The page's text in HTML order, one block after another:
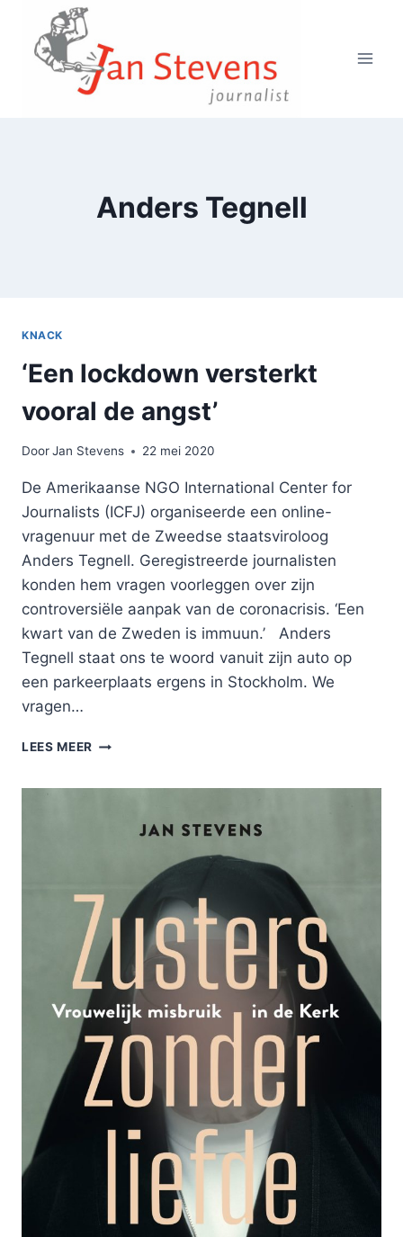
Doorgaan
inhoud
Anders Tegnell
KNACK
‘Een lockdown versterkt
vooral de angst’
DoorJan Stevens 22 mei 2020
De Amerikaanse NGO International Center for
Journalists (ICFJ) organiseerde een online-
vragenuur met de Zweedse staatsviroloog
Anders Tegnell. Geregistreerde journalisten
konden hem vragen voorleggen over zijn
controversiële aanpak van de coronacrisis. ‘Een
kwart van de Zweden is immuun.’ Anders
Tegnell staat ons te woord vanuit zijn auto op
een parkeerplaats ergens in Stockholm. We
vragen…
LEES MEER ‘EEN
ANGST’